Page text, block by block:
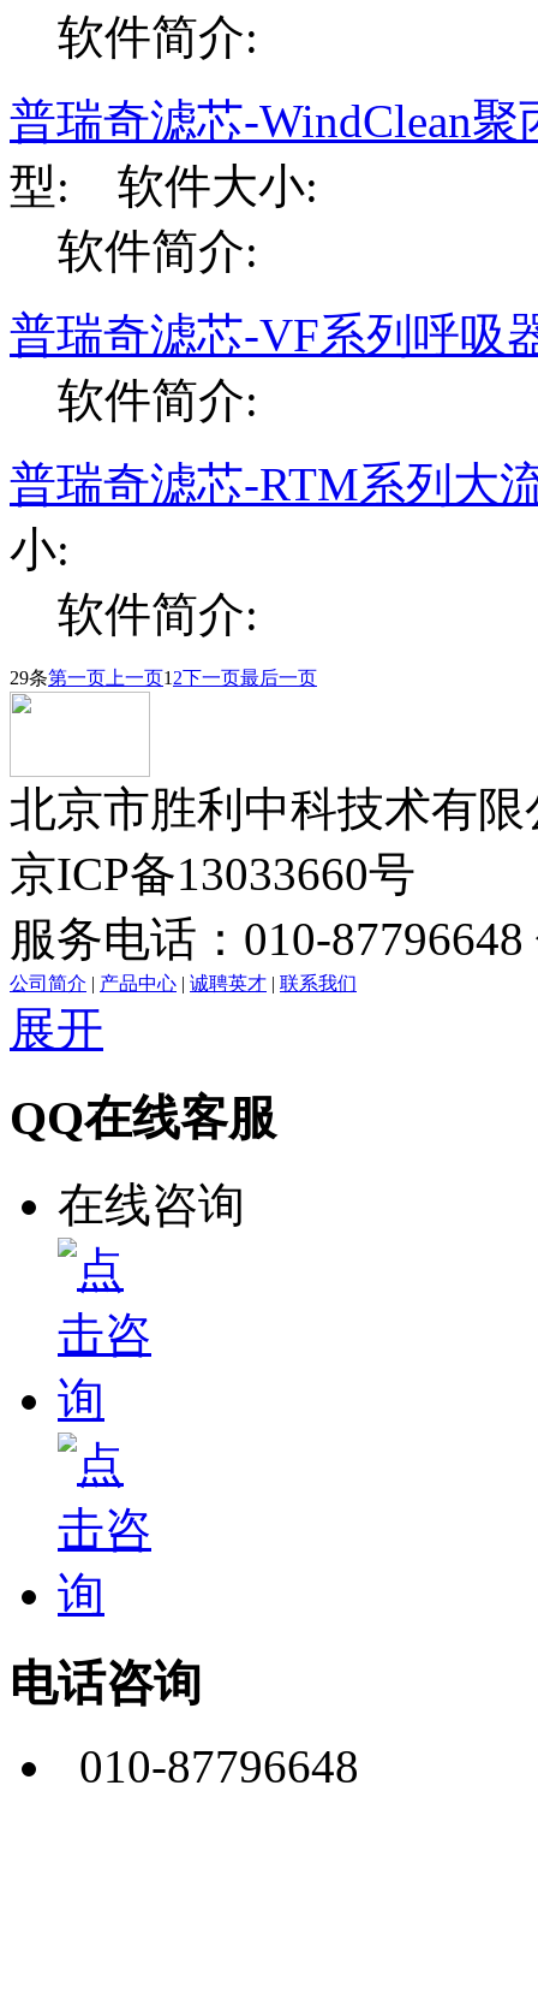
软件简介:
普瑞奇滤芯-WindClean
型: 软件大小:
软件简介:
普瑞奇滤芯-VF系列呼吸
软件简介:
普瑞奇滤芯-RTM系列大
小:
软件简介:
29条第一页 上一页1 2下一页最后一页
北京市胜利中科技术有限
京ICP备13033660号
服务电话：010-
公司简介 | 产品中心 | 诚聘英才 | 联系我们
展开
QQ在线客服
在线咨询
电话咨询
010-87796648